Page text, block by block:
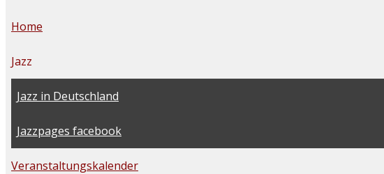
Home
Jazz
Jazz in Deutschland
Jazzpages facebook
Veranstaltungskalender